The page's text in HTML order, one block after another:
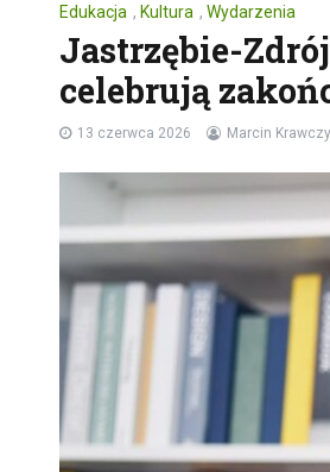
Edukacja , Kultura , Wydarzenia
Jastrzębie-
celebrują
13 czerwca 2026 Marcin